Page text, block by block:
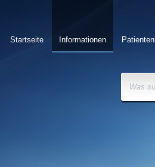
Informationen
Startseite
Was